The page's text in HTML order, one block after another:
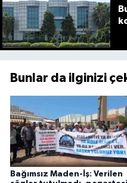
Bunlar da ilginizi
Bağımsız Maden-İş: Verilen